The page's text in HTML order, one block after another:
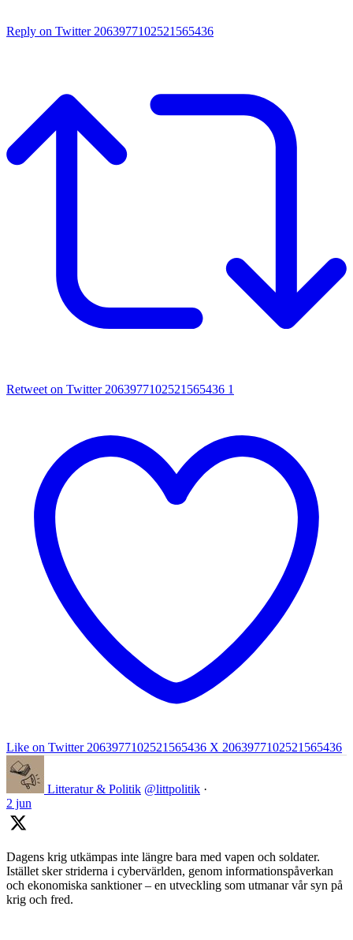
Reply on Twitter 2063977102521565436
Retweet on Twitter 2063977102521565436 1
Like on Twitter 2063977102521565436 X 2063977102521565436
Litteratur & Politik @littpolitik ·
2 jun
Dagens krig utkämpas inte längre bara med vapen och soldater.
Istället sker striderna i cybervärlden, genom informationspåverkan
och ekonomiska sanktioner – en utveckling som utmanar vår syn på
krig och fred.